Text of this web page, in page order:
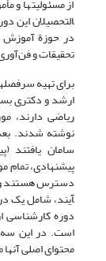
التحصیلان این
در حوزة
تحقیقات و
برای تهیه
ارشد و دکتری
ریاضی دارند،
نوشته شدند.
سامان یافتند
پیشنهادی،
آیند، شامل یک
دوره
است. در این سه
محتوای اصلی